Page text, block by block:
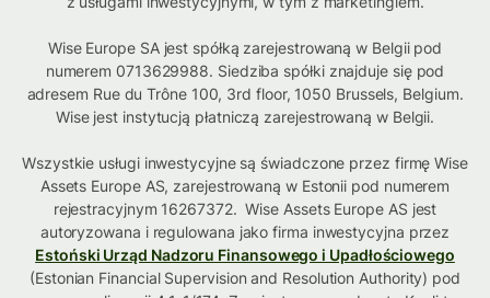
Wise Europe SA jest spółką zarejestrowaną w Belgii pod
numerem 0713629988. Siedziba spółki znajduje się pod
adresem Rue du Trône 100, 3rd floor, 1050 Brussels, Belgium.
Wise jest instytucją płatniczą zarejestrowaną w Belgii.
Wszystkie usługi inwestycyjne są świadczone przez firmę Wise
Assets Europe AS, zarejestrowaną w Estonii pod numerem
rejestracyjnym 16267372. Wise Assets Europe AS jest
autoryzowana i regulowana jako firma inwestycyjna przez
Estoński Urząd Nadzoru Finansowego i Upadłościowego
(Estonian Financial Supervision and Resolution Authority) pod